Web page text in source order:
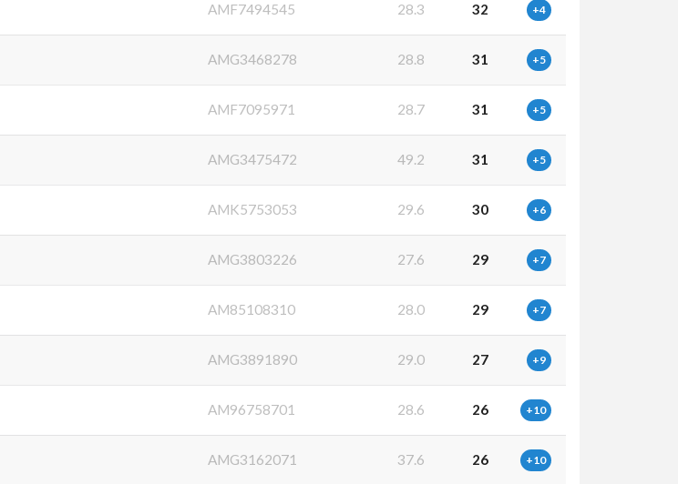
AMF7494545 28.3 32 +4
AMG3468278 28.8 31 +5
AMF7095971 28.7 31 +5
AMG3475472 49.2 31 +5
AMK5753053 29.6 30 +6
AMG3803226 27.6 29 +7
AM85108310 28.0 29 +7
AMG3891890 29.0 27 +9
AM96758701 28.6 26 +10
AMG3162071 37.6 26 +10